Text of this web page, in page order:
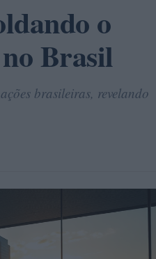
o
Brasil
brasileiras, revelando